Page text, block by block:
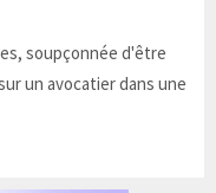
soupçonnée d'être
un avocatier dans une